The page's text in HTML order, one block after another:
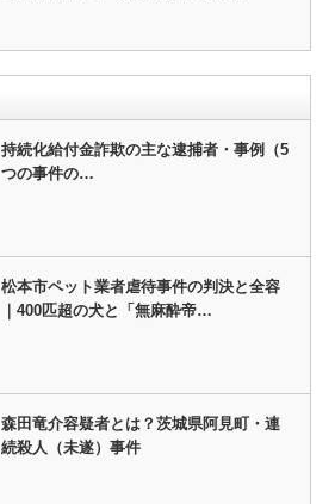
持続化給付金詐欺の主な逮捕者・事例（5
つの事件の…
松本市ペット業者虐待事件の判決と全容
｜400匹超の犬と「無麻酔帝…
森田竜介容疑者とは？茨城県阿見町・連
続殺人（未遂）事件